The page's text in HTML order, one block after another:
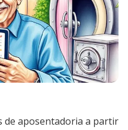
de aposentadoria a partir